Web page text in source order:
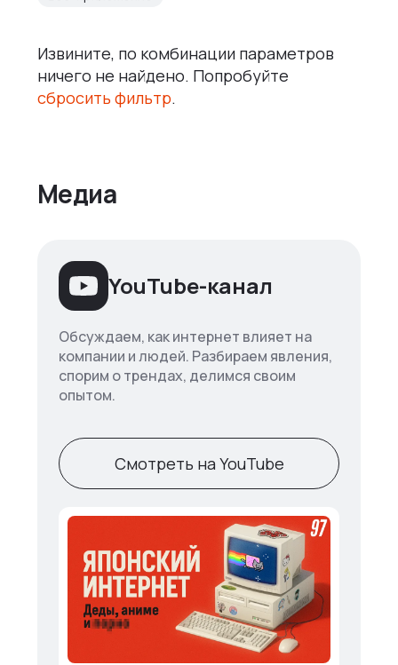
Извините, по комбинации параметров
ничего не найдено. Попробуйте
сбросить фильтр.
Медиа
YouTube-канал
Обсуждаем, как интернет влияет на
компании и людей. Разбираем явления,
спорим о трендах, делимся своим
опытом.
Смотреть на YouTube